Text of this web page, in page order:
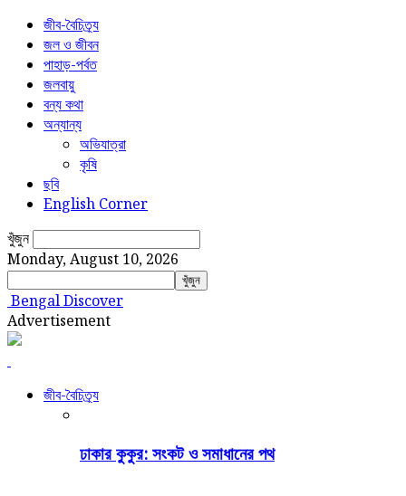
জীব-বৈচিত্র্য
জল ও জীবন
পাহাড়-পর্বত
জলবায়ু
বন্য কথা
অন্যান্য
অভিযাত্রা
কৃষি
ছবি
English Corner
খুঁজুন
Monday, August 10, 2026
Bengal Discover
Advertisement
জীব-বৈচিত্র্য
ঢাকার কুকুর: সংকট ও সমাধানের পথ